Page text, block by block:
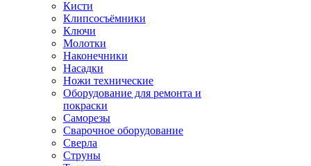
Кисти
Клипсосъёмники
Ключи
Молотки
Наконечники
Насадки
Ножи технические
Оборудование для ремонта и
покраски
Саморезы
Сварочное оборудование
Сверла
Струны